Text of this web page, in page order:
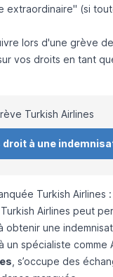
(si
lors d'une grève
vos droits en tant
Turkish Airlines
à une
Turkish Airlines
Airlines peut
obtenir une
un spécialiste comme
, s’occupe des